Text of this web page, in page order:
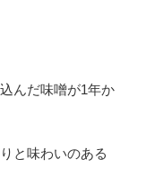
んだ味噌が1年か
と味わいのある